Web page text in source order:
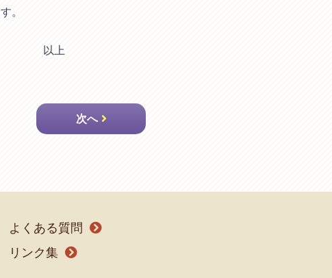
。
以上
次へ
よくある質問
リンク集